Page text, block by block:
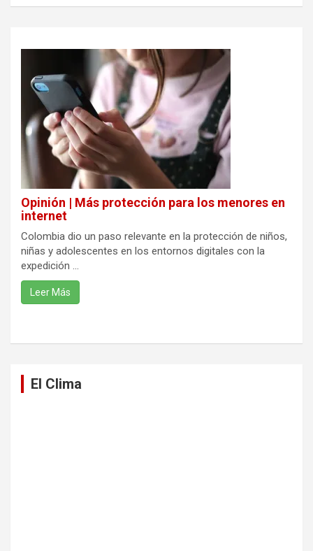
Opinión | Más protección para los menores en
internet
Colombia dio un paso relevante en la protección de niños,
niñas y adolescentes en los entornos digitales con la
expedición ...
Leer Más
El Clima